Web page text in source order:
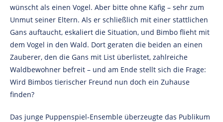
wünscht als einen Vogel. Aber bitte ohne Käfig – sehr zum
Unmut seiner Eltern. Als er schließlich mit einer stattlichen
Gans auftaucht, eskaliert die Situation, und Bimbo flieht mit
dem Vogel in den Wald. Dort geraten die beiden an einen
Zauberer, den die Gans mit List überlistet, zahlreiche
Waldbewohner befreit – und am Ende stellt sich die Frage:
Wird Bimbos tierischer Freund nun doch ein Zuhause
finden?
Das junge Puppenspiel-Ensemble überzeugte das Publikum